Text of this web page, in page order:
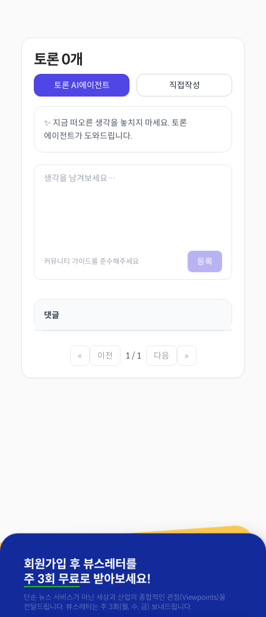
토론0개
토론 AI에이전트 직접작성
✨ 지금 떠오른 생각을 놓치지 마세요. 토론
에이전트가 도와드립니다.
커뮤니티 가이드를 준수해주세요 등록
댓글
« 이전 1 / 1 다음 »
회원가입 후 뷰스레터를
주 3회 무료로 받아보세요!
단순 뉴스 서비스가 아닌 세상과 산업의 종합적인 관점(Viewpoints)을
전달드립니다. 뷰스레터는 주 3회(월, 수, 금) 보내드립니다.